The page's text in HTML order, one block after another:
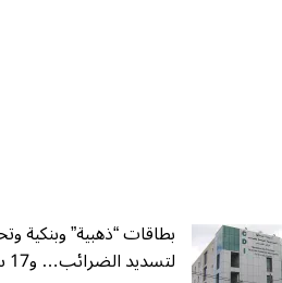
بطاقات “ذهبية” وبنكية
لتسديد الضرائب… و17 سببا للرفض!